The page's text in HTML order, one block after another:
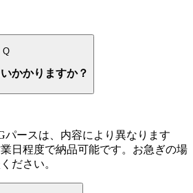
Q
かかりますか？
パースは、内容により異なります
日程度で納品可能です。お急ぎの場
ださい。